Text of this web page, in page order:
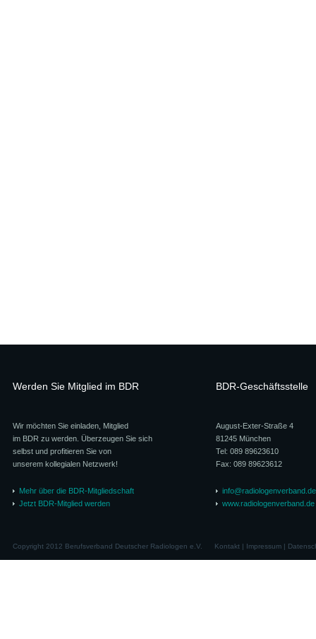
Werden Sie Mitglied im BDR
Wir möchten Sie einladen, Mitglied
im BDR zu werden. Überzeugen Sie sich
selbst und profitieren Sie von
unserem kollegialen Netzwerk!
Mehr über die BDR-Mitgliedschaft
Jetzt BDR-Mitglied werden
BDR-Geschäftsstelle
August-Exter-Straße 4
81245 München
Tel: 089 89623610
Fax: 089 89623612
info@radiologenverband.de
www.radiologenverband.de
Copyright 2012 Berufsverband Deutscher Radiologen e.V. Kontakt| Impressum|